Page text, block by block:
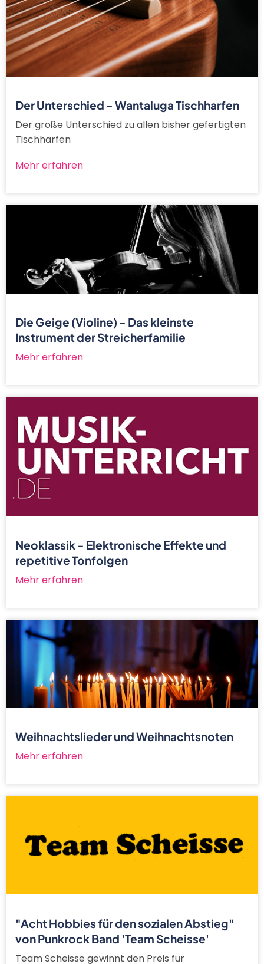
Der Unterschied - Wantaluga Tischharfen
Der große Unterschied zu allen bisher gefertigten
Tischharfen
Mehr erfahren
Die Geige (Violine) - Das kleinste
Instrument der Streicherfamilie
Mehr erfahren
Neoklassik - Elektronische Effekte und
repetitive Tonfolgen
Mehr erfahren
Weihnachtslieder und Weihnachtsnoten
Mehr erfahren
"Acht Hobbies für den sozialen Abstieg"
von Punkrock Band 'Team Scheisse'
Team Scheisse gewinnt den Preis für